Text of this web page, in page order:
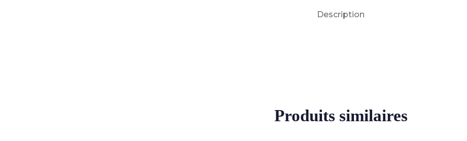
Description
Produits similaires